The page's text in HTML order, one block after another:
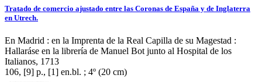
Tratado de comercio ajustado entre las Coronas de España y de Inglaterra
en Utrech.
En Madrid : en la Imprenta de la Real Capilla de su Magestad :
Hallaráse en la librería de Manuel Bot junto al Hospital de los
Italianos, 1713
106, [9] p., [1] en.bl. ; 4º (20 cm)